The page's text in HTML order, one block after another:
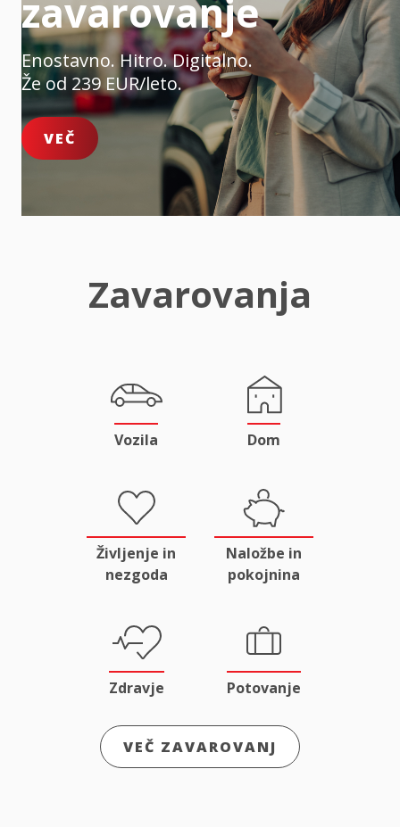
zavarovanje
Enostavno. Hitro. Digitalno.
Že od 239 EUR/leto.
VEČ
Zavarovanja
Vozila Dom
Življenje in
nezgoda
Naložbe in
pokojnina
Zdravje Potovanje
VEČ ZAVAROVANJ